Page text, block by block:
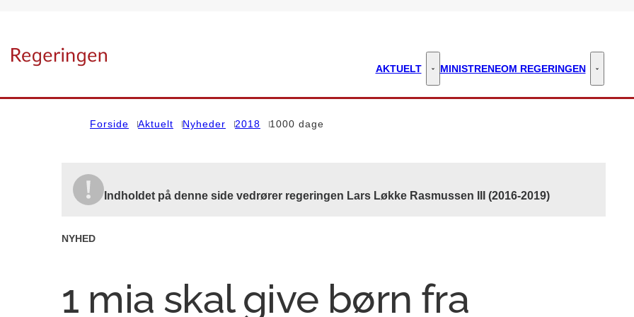
AKTUELT Aktuelt - Flere links
MINISTRENEOM REGERINGEN Om
Forside Aktuelt Nyheder 2018 1000 dage
Indholdet på denne side vedrører regeringen Lars Løkke Rasmussen III (2016-2019)
NYHED
1 mia skal give børn fra